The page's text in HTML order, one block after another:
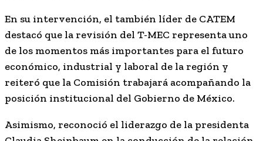
En su intervención, el también líder de CATEM
destacó que la revisión del T-MEC representa uno
de los momentos más importantes para el futuro
económico, industrial y laboral de la región y
reiteró que la Comisión trabajará acompañando la
posición institucional del Gobierno de México.
Asimismo, reconoció el liderazgo de la presidenta